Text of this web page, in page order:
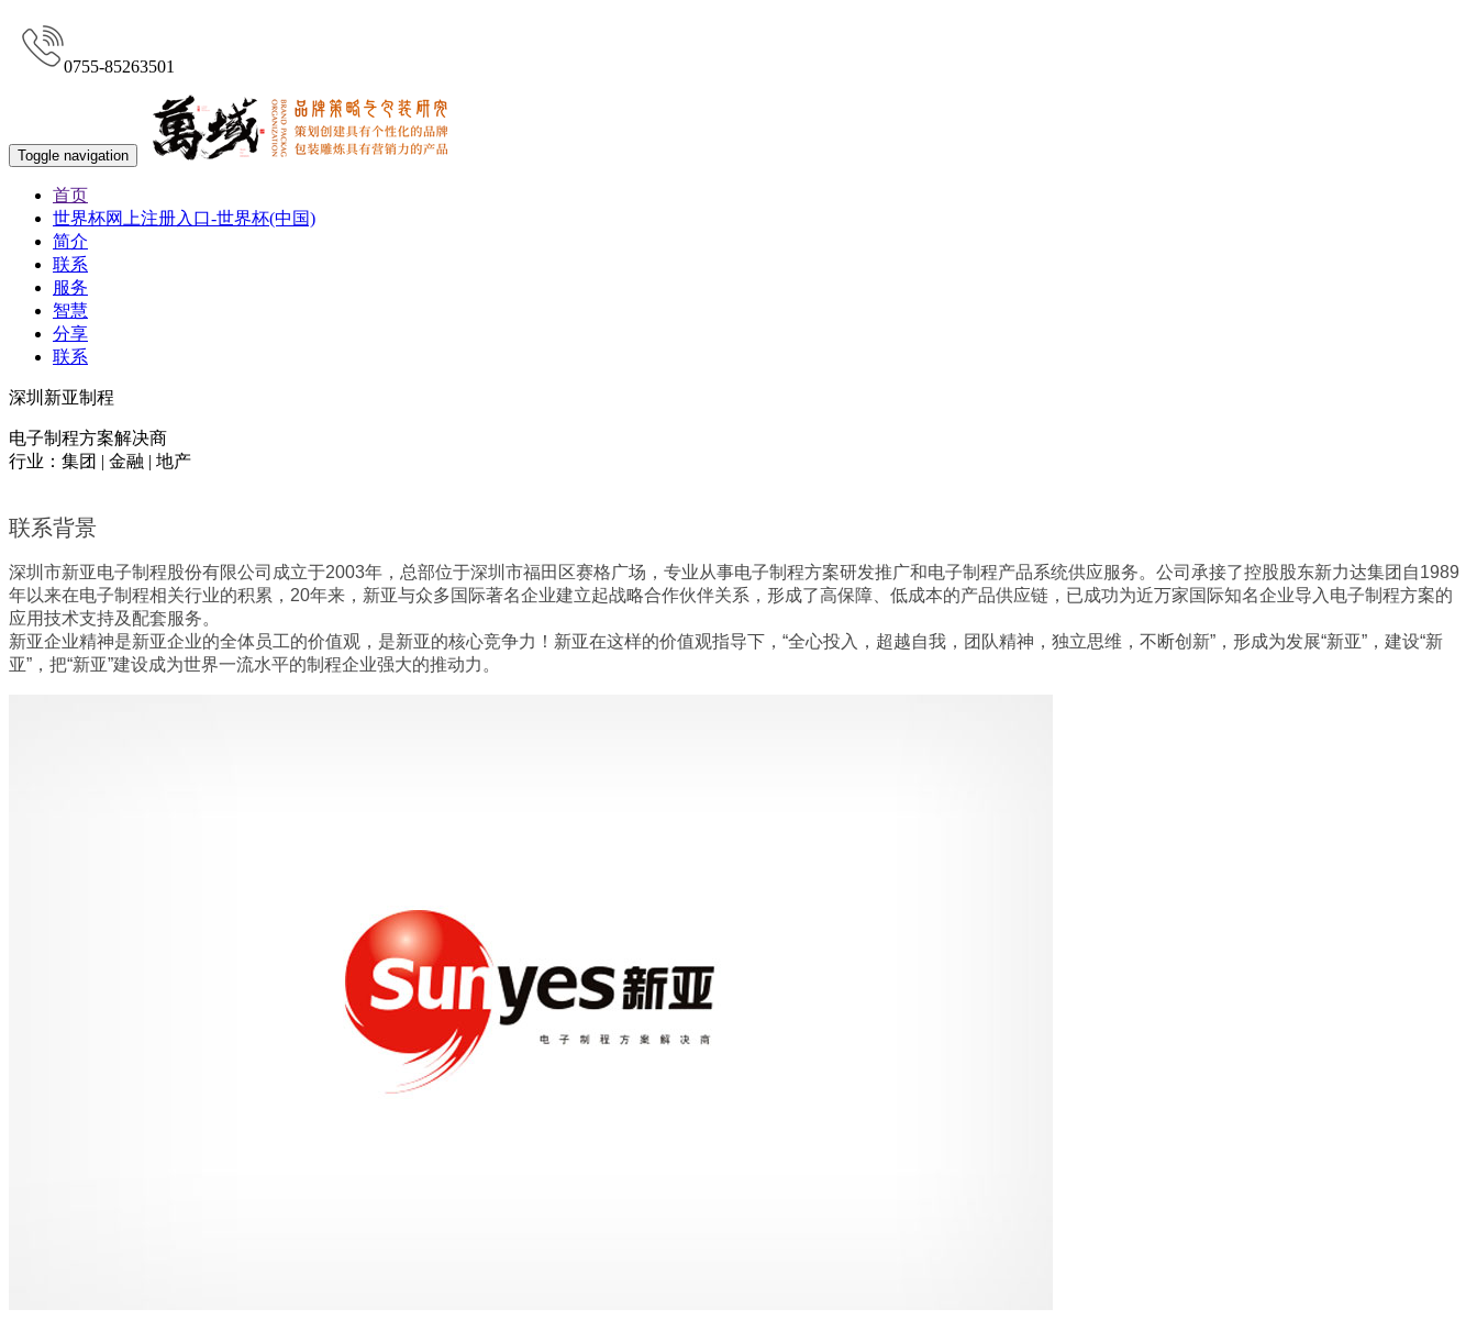
0755-85263501
Toggle navigation
首页
世界杯网上注册入口-世界杯(中国)
简介
联系
服务
智慧
分享
联系
深圳新亚制程
电子制程方案解决商
行业：集团 | 金融 | 地产
联系背景
深圳市新亚电子制程股份有限公司成立于2003年，总部位于深圳市福田区赛格广场，专业从事电子制程方案研发推广和电子制程产品系统供应服务。公司承接了控股股东新力达集团自1989
年以来在电子制程相关行业的积累，20年来，新亚与众多国际著名企业建立起战略合作伙伴关系，形成了高保障、低成本的产品供应链，已成功为近万家国际知名企业导入电子制程方案的
应用技术支持及配套服务。
新亚企业精神是新亚企业的全体员工的价值观，是新亚的核心竞争力！新亚在这样的价值观指导下，“全心投入，超越自我，团队精神，独立思维，不断创新”，形成为发展“新亚”，建设“新
亚”，把“新亚”建设成为世界一流水平的制程企业强大的推动力。